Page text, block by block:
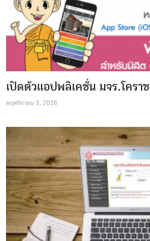
เปิดตัวแอปพลิเคชั่น มจร.โคราช
พฤศจิกายน 3, 2016